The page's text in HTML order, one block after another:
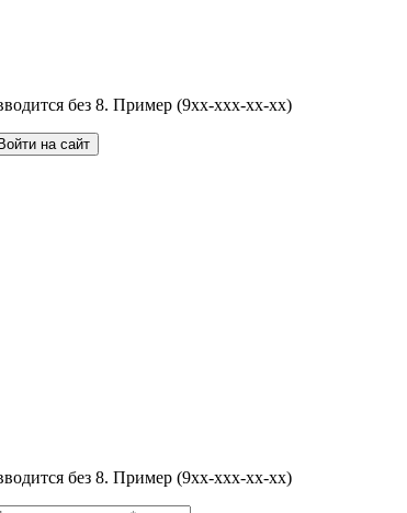
без 8. Пример (9хх-ххх-хх-хх)
Войти на сайт
без 8. Пример (9хх-ххх-хх-хх)